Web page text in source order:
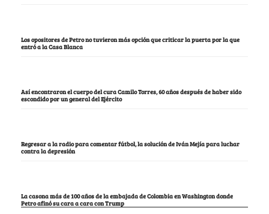
Los opositores de Petro no tuvieron más opción que criticar la puerta por la que
entró a la Casa Blanca
Así encontraron el cuerpo del cura Camilo Torres, 60 años después de haber sido
escondido por un general del Ejército
Regresar a la radio para comentar fútbol, la solución de Iván Mejía para luchar
contra la depresión
La casona más de 100 años de la embajada de Colombia en Washington donde
Petro afinó su cara a cara con Trump